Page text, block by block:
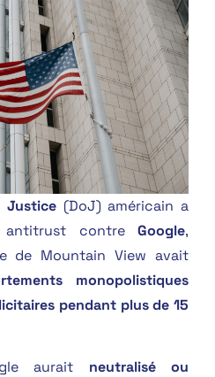
Justice(DoJ) américain a
antitrust contre Google,
de Mountain View avait
monopolistiques
pendant plus de 15
aurait neutralisé ou